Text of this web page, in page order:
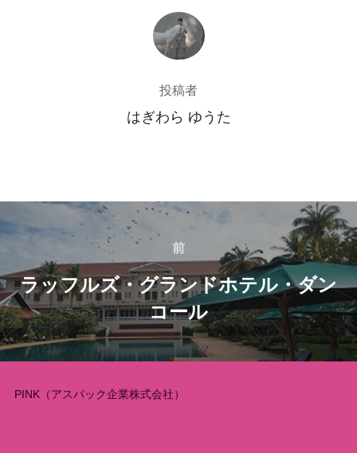
投稿者
投稿者
はぎわら ゆうた
投
ナ
ビ
ゲ
ー
前
前
ラッフルズ・グランドホテル・ダン
コール
PINK（アスパック企業株式会社）